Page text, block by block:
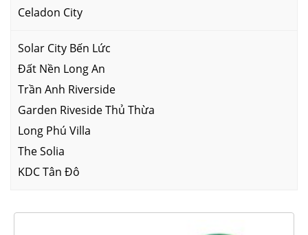
Celadon City
Solar City Bến Lức
Đất Nền Long An
Trần Anh Riverside
Garden Riveside Thủ Thừa
Long Phú Villa
The Solia
KDC Tân Đô